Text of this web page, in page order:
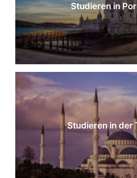
Studieren in
Studieren in der